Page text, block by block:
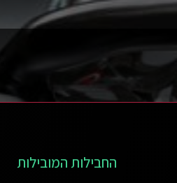
החבילות המובילות